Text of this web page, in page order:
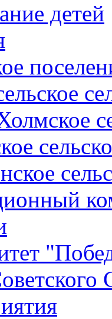
детей